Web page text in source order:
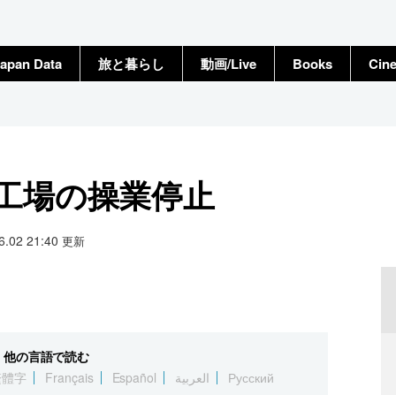
Data 旅と暮らし 動画/Live Books
場の操業停止
21:40 更新
他の言語で読む
字
Français Español العربية Русский